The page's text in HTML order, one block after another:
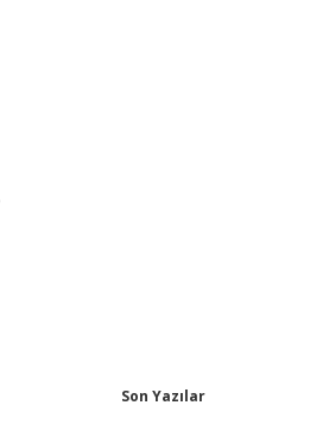
Sidebar
Son Yazılar